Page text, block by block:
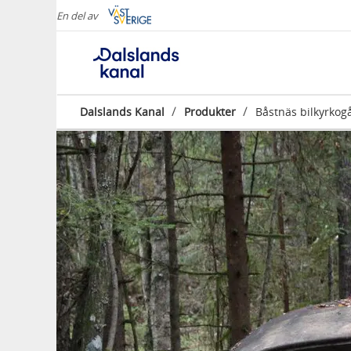
En del av
Dalslands Kanal / Produkter / Båstnäs